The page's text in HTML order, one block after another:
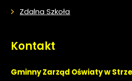
Zdalna Szkoła
Kontakt
Gminny Zarząd Oświaty w